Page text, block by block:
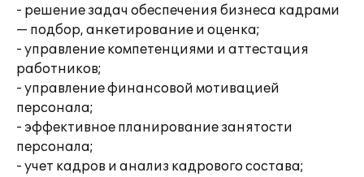
- решение задач обеспечения бизнеса кадрами
— подбор, анкетирование и оценка;
- управление компетенциями и аттестация
работников;
- управление финансовой мотивацией
персонала;
- эффективное планирование занятости
персонала;
- учет кадров и анализ кадрового состава;